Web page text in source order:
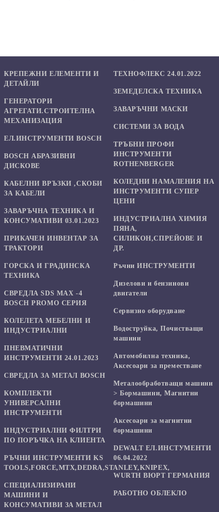
КРЕПЕЖНИ ЕЛЕМЕНТИ И
ДЕТАЙЛИ
ГЕНЕРАТОРИ
АГРЕГАТИ.СТРОИТЕЛНА
МЕХАНИЗАЦИЯ
ЕЛ.ИНСТРУМЕНТИ BOSCH
BOSCH АБРАЗИВНИ
ДИСКОВЕ
КАБЕЛНИ ВРЪЗКИ ,СКОБИ
ЗА КАБЕЛИ
ЗАВАРЪЧНА ТЕХНИКА И
КОНСУМАТИВИ 03.01.2023
ПРИКАЧЕН ИНВЕНТАР ЗА
ТРАКТОРИ
ГОРСКА И ГРАДИНСКА
ТЕХНИКА
СВРЕДЛА SDS MAX -4
BOSCH PROMO СЕРИЯ
КОЛЕЛЕТА МЕБЕЛНИ И
ИНДУСТРИАЛНИ
ПНЕВМАТИЧНИ
ИНСТРУМЕНТИ 24.01.2023
СВРЕДЛА ЗА МЕТАЛ BOSCH
КОМПЛЕКТИ
УНИВЕРСАЛНИ
ИНСТРУМЕНТИ
ИНДУСТРИАЛНИ ФИЛТРИ
ПО ПОРЪЧКА НА КЛИЕНТА
РЪЧНИ ИНСТРУМЕНТИ KS
TOOLS,FORCE,MTX,DEDRA,STANLEY,KNIPEX,
СПЕЦИАЛИЗИРАНИ
МАШИНИ И
КОНСУМАТИВИ ЗА МЕТАЛ
ТЕХНОФЛЕКС 24.01.2022
ЗЕМЕДЕЛСКА ТЕХНИКА
ЗАВАРЪЧНИ МАСКИ
СИСТЕМИ ЗА ВОДА
ТРЪБНИ ПРОФИ
ИНСТРУМЕНТИ
ROTHENBERGER
КОЛЕДНИ НАМАЛЕНИЯ НА
ИНСТРУМЕНТИ СУПЕР
ЦЕНИ
ИНДУСТРИАЛНА ХИМИЯ
ПЯНА,
СИЛИКОН,СПРЕЙОВЕ И
ДР.
Ръчни ИНСТРУМЕНТИ
Дизелови и бензинови
двигатели
Сервизно оборудване
Водоструйка, Почистващи
машини
Автомобилна техника,
Аксесоари за преместване
Mеталообработващи машини
> Бормашини, Магнитни
бормашини
Аксесоари за магнитни
бормашини
DEWALT ЕЛ.ИНСТУМЕНТИ
06.04.2022
WURTH ВЮРТ ГЕРМАНИЯ
РАБОТНО ОБЛЕКЛО